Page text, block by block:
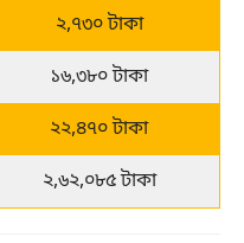
২,৭৩০ টাকা
১৬,৩৮০ টাকা
২২,৪৭০ টাকা
২,৬২,০৮৫ টাকা